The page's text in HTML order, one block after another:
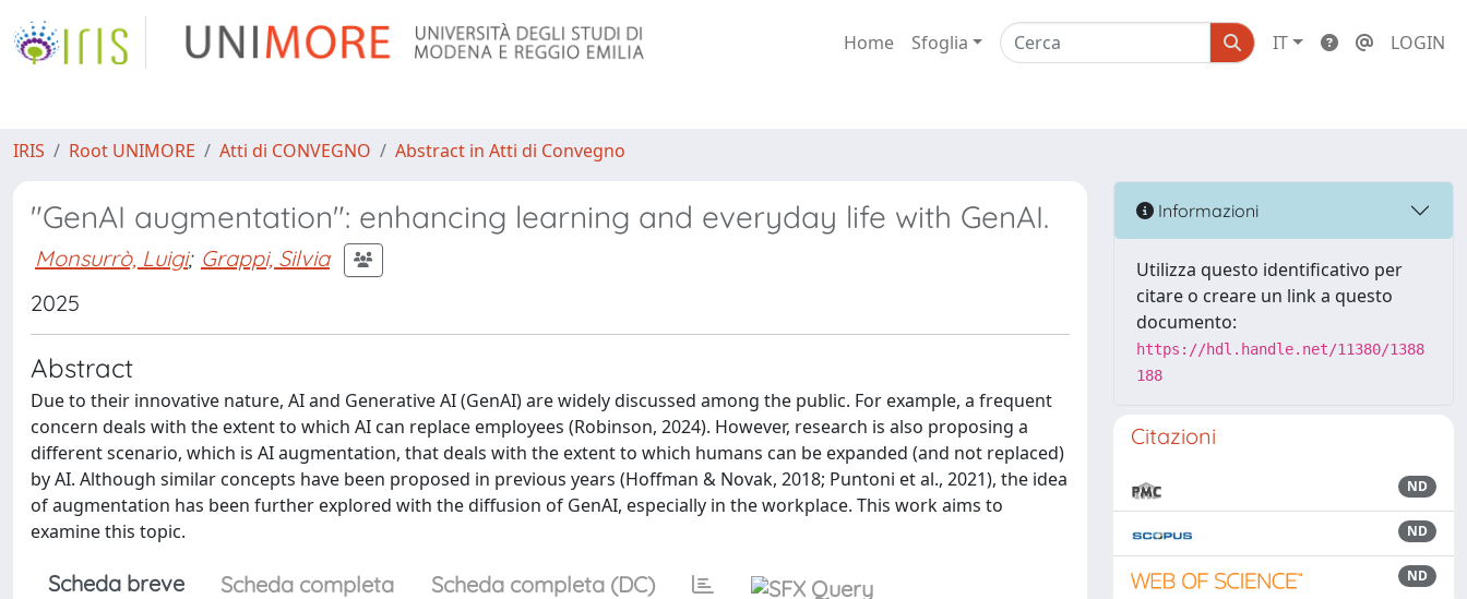
Home Sfoglia IT LOGIN
IRIS Root UNIMORE Atti di CONVEGNO Abstract in Atti di Convegno
"GenAI augmentation": enhancing learning and everyday life with GenAI.
Monsurrò, Luigi; Grappi, Silvia
2025
Abstract
Due to their innovative nature, AI and Generative AI (GenAI) are widely discussed among the public. For example, a frequent
concern deals with the extent to which AI can replace employees (Robinson, 2024). However, research is also proposing a
different scenario, which is AI augmentation, that deals with the extent to which humans can be expanded (and not replaced)
by AI. Although similar concepts have been proposed in previous years (Hoffman & Novak, 2018; Puntoni et al., 2021), the idea
of augmentation has been further explored with the diffusion of GenAI, especially in the workplace. This work aims to
examine this topic.
Scheda breve Scheda completa Scheda completa (DC)
Informazioni
Utilizza questo identificativo per
citare o creare un link a questo
documento:
https://hdl.handle.net/11380/1388
188
Citazioni
ND
ND
ND